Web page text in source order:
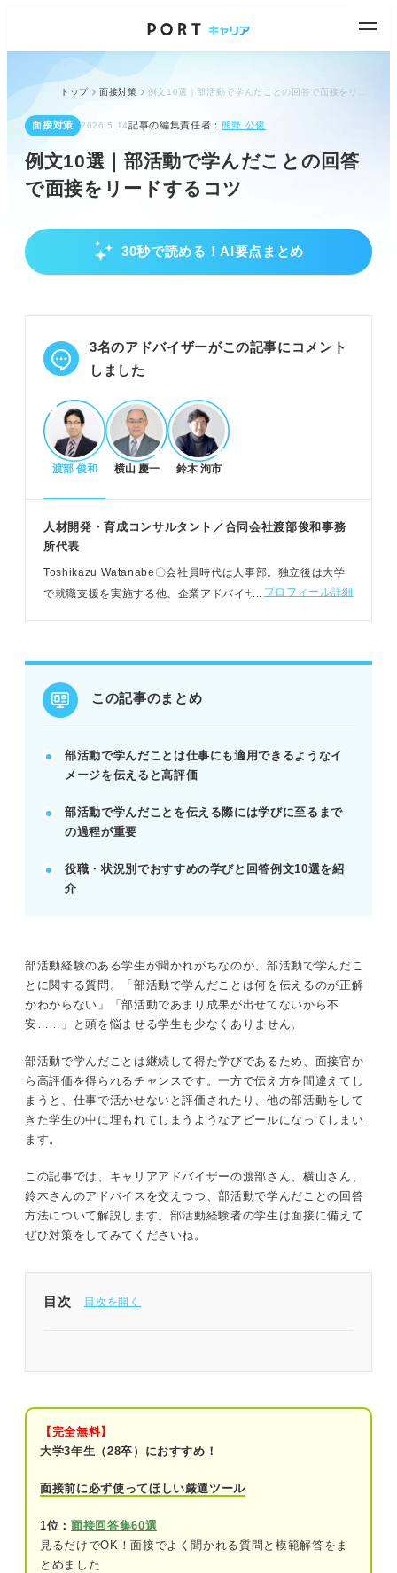
トップ 面接対策
面接対策 2026.5.14記事の編集責任者： 熊野 公俊
例文10選｜部活動で学んだことの回答
で面接をリードするコツ
30秒で読める！AI要点まとめ
部活動経験が評価される理由と伝え方のコツ
部活動の学びが企業で活かせる汎用性があるかを見
ている。
ことが重要。
評価される回答の構成と学びの具体例
結論ファーストで学びを伝え、部活動の概要を説明
する。
課題とそれに対する取り組み、得られた結果を具体
役職や状況別の学びを参考に、自分らしいエピソー
ドを盛り込む。
例：トレーナー経験から「仲間の大切さ」を学び、
失敗を避けて面接を突破するポイント
示す。
専門用語を避け、誰にでも理解できる言葉で説明す
実績や結果の自慢ではなく、過程での学びを強調す
る。
を伝える。
部活動で学んだことの回答は成長イメージを伝
えることが重要！
面接官が部活動で学んだことを聞く2つの理由
部活動で学んだことを伝える際の3つのコツ
部活動で学んだことを伝える構成
※AIの特性上、間違いが含まれている場合があります。記事本文
と併せてご確認ください。
3名のアドバイザーがこの記事にコメント
しました
渡部 俊和 横山 慶一 鈴木 洵市
人材開発・育成コンサルタント／合同会社渡部俊和事務
所代表
Toshikazu Watanabe〇会社員時代は人事部。独立後は大学
で就職支援を実施する他、企業アドバイザーも経験。採用・
プロフィール詳細
この記事のまとめ
部活動で学んだことは仕事にも適用できるようなイ
メージを伝えると高評価
部活動で学んだことを伝える際には学びに至るまで
の過程が重要
役職・状況別でおすすめの学びと回答例文10選を紹
介
部活動経験のある学生が聞かれがちなのが、部活動で学んだこ
とに関する質問。「部活動で学んだことは何を伝えるのが正解
かわからない」「部活動であまり成果が出せてないから不
安……」と頭を悩ませる学生も少なくありません。
部活動で学んだことは継続して得た学びであるため、面接官か
ら高評価を得られるチャンスです。一方で伝え方を間違えてし
まうと、仕事で活かせないと評価されたり、他の部活動をして
きた学生の中に埋もれてしまうようなアピールになってしまい
ます。
この記事では、キャリアアドバイザーの渡部さん、横山さん、
鈴木さんのアドバイスを交えつつ、部活動で学んだことの回答
方法について解説します。部活動経験者の学生は面接に備えて
ぜひ対策をしてみてくださいね。
目次
面接官が部活動で学んだことを聞く2つの理由
するため
②部活動での経験を企業でも活かせるか確
【完全無料】
大学3年生（28卒）におすすめ！
面接前に必ず使ってほしい厳選ツール
1位： 面接回答集60選
見るだけでOK！面接でよく聞かれる質問と模範解答をま
とめました